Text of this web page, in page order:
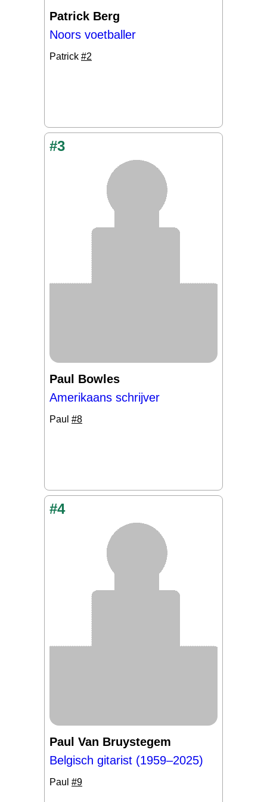
Patrick Berg
Noors voetballer
Patrick #2
#3
Paul Bowles
Amerikaans schrijver
Paul #8
#4
Paul Van Bruystegem
Belgisch gitarist (1959–2025)
Paul #9